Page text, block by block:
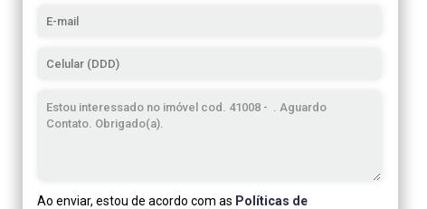
Ao enviar, estou de acordo com as Políticas de